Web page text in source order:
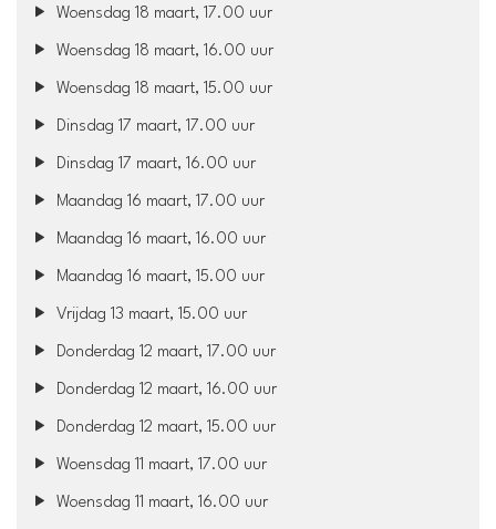
Woensdag 18 maart, 17.00 uur
Woensdag 18 maart, 16.00 uur
Woensdag 18 maart, 15.00 uur
Dinsdag 17 maart, 17.00 uur
Dinsdag 17 maart, 16.00 uur
Maandag 16 maart, 17.00 uur
Maandag 16 maart, 16.00 uur
Maandag 16 maart, 15.00 uur
Vrijdag 13 maart, 15.00 uur
Donderdag 12 maart, 17.00 uur
Donderdag 12 maart, 16.00 uur
Donderdag 12 maart, 15.00 uur
Woensdag 11 maart, 17.00 uur
Woensdag 11 maart, 16.00 uur